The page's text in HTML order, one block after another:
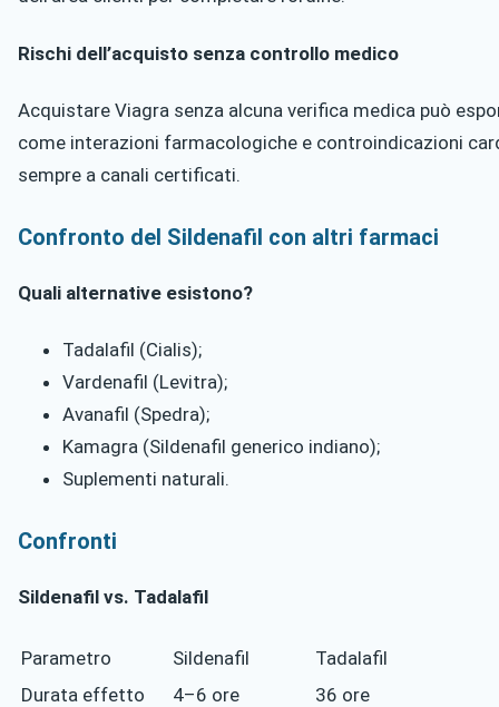
Rischi dell’acquisto senza controllo medico
Acquistare Viagra senza alcuna verifica medica può
come interazioni farmacologiche e controindicazioni
sempre a canali certificati.
Confronto del Sildenafil con altri farmaci
Quali alternative esistono?
Tadalafil (Cialis);
Vardenafil (Levitra);
Avanafil (Spedra);
K​amagra (Sildenafil generico indiano);
Suplementi naturali.
Confronti
Sildenafil vs. Tadalafil
Parametro Sildenafil
Tadalafil
Durata effetto
4–6 ore
36 ore